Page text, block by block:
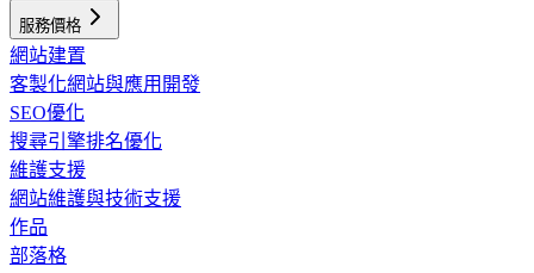
服務價格
網站建置
客製化網站與應用開發
SEO優化
搜尋引擎排名優化
維護支援
網站維護與技術支援
作品
部落格